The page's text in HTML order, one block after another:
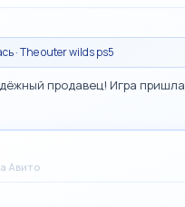
· The outer wilds ps5
продавец! Игра
Авито